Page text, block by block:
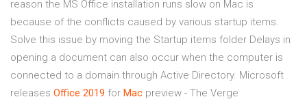
reason the MS Office installation runs slow on Mac is
because of the conflicts caused by various startup items.
Solve this issue by moving the Startup items folder Delays in
opening a document can also occur when the computer is
connected to a domain through Active Directory. Microsoft
releases Office 2019 for Mac preview - The Verge